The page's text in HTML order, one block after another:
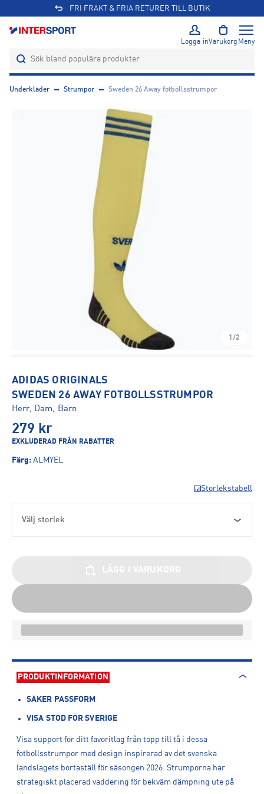
FRI FRAKT & FRIA RETURER TILL BUTIK
Logga inVarukorg Meny
Underkläder Strumpor Sweden 26 Away fotbollsstrumpor
1/2
ADIDAS ORIGINALS
SWEDEN 26 AWAY FOTBOLLSSTRUMPOR
Herr, Dam, Barn
279 kr
EXKLUDERAD FRÅN RABATTER
Färg: ALMYEL
Storlekstabell
Välj storlek
PRODUKTINFORMATION
SÄKER PASSFORM
VISA STÖD FÖR SVERIGE
Visa support för ditt favoritlag från topp till tå i dessa
fotbollsstrumpor med design inspirerad av det svenska
landslagets bortaställ för säsongen 2026. Strumporna har
strategiskt placerad vaddering för bekväm dämpning ute på